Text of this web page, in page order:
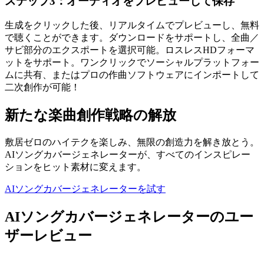
生成をクリックした後、リアルタイムでプレビューし、無料
で聴くことができます。ダウンロードをサポートし、全曲／
サビ部分のエクスポートを選択可能。ロスレスHDフォーマ
ットをサポート。ワンクリックでソーシャルプラットフォー
ムに共有、またはプロの作曲ソフトウェアにインポートして
二次創作が可能！
新たな楽曲創作戦略の解放
敷居ゼロのハイテクを楽しみ、無限の創造力を解き放とう。
AIソングカバージェネレーターが、すべてのインスピレー
ションをヒット素材に変えます。
AIソングカバージェネレーターを試す
AIソングカバージェネレーターのユー
ザーレビュー